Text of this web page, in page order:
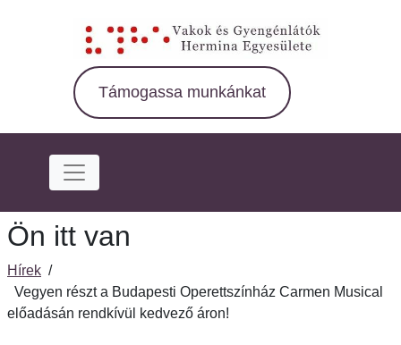
Támogassa munkánkat
Ön itt van
Hírek /
Vegyen részt a Budapesti Operettszínház Carmen Musical
előadásán rendkívül kedvező áron!